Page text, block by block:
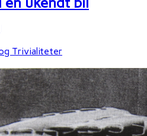
Trivialiteter